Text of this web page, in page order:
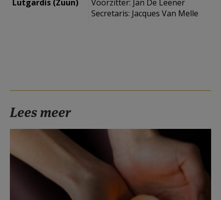
Lutgardis (Zuun)
Voorzitter: Jan De Leener
Secretaris: Jacques Van Melle
Lees meer